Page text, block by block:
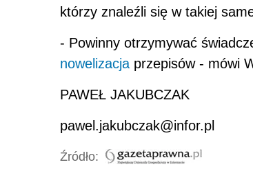
którzy znaleźli się w takiej
- Powinny otrzymywać
nowelizacja przepisów - mówi
PAWEŁ JAKUBCZAK
pawel.jakubczak@infor.pl
Źródło: